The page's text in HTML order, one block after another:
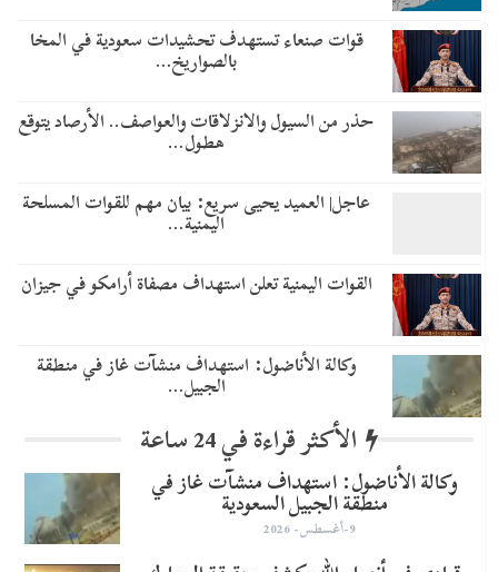
قوات صنعاء تستهدف تحشيدات سعودية في المخا
بالصواريخ…
حذر من السيول والانزلاقات والعواصف.. الأرصاد يتوقع
هطول…
عاجل| العميد يحيى سريع: بيان مهم للقوات المسلحة
اليمنية…
القوات اليمنية تعلن استهداف مصفاة أرامكو في جيزان
وكالة الأناضول: استهداف منشآت غاز في منطقة
الجبيل…
الأكثر قراءة في 24 ساعة
وكالة الأناضول: استهداف منشآت غاز في
منطقة الجبيل السعودية
9-أغسطس- 2026